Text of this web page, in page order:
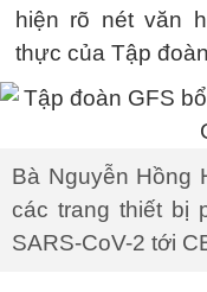
hiện rõ nét văn
thực của Tập
Bà Nguyễn Hồng
các trang thiết bị
SARS-CoV-2 tới